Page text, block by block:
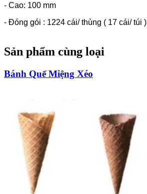
- Cao: 100 mm
- Đóng gói : 1224 cái/ thùng ( 17 cái/ túi )
Sản phẩm cùng loại
Bánh Quế Miệng Xéo